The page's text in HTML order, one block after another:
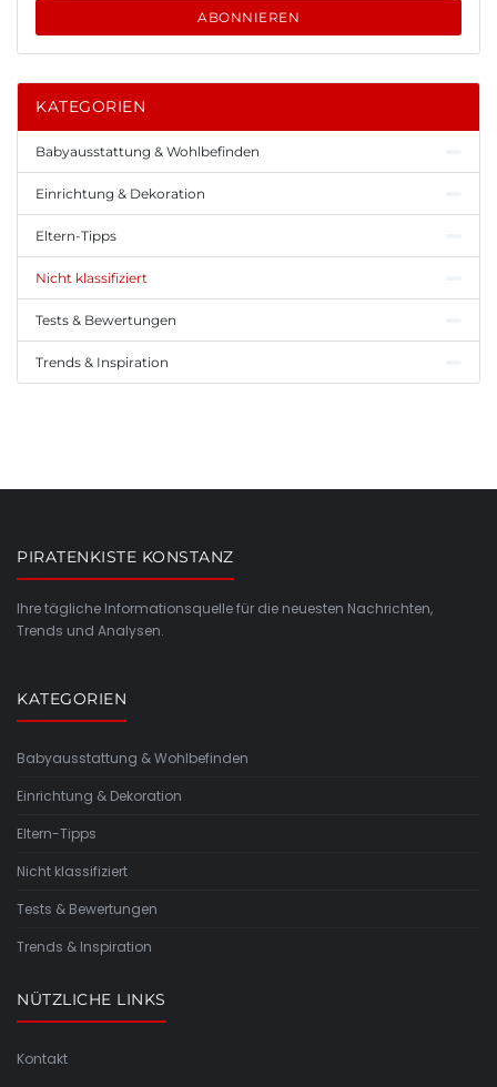
ABONNIEREN
KATEGORIEN
Babyausstattung & Wohlbefinden
Einrichtung & Dekoration
Eltern-Tipps
Nicht klassifiziert
Tests & Bewertungen
Trends & Inspiration
PIRATENKISTE KONSTANZ
Ihre tägliche Informationsquelle für die neuesten Nachrichten,
Trends und Analysen.
KATEGORIEN
Babyausstattung & Wohlbefinden
Einrichtung & Dekoration
Eltern-Tipps
Nicht klassifiziert
Tests & Bewertungen
Trends & Inspiration
NÜTZLICHE LINKS
Kontakt